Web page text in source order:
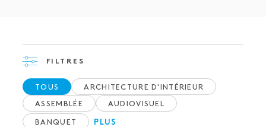
FILTRES
TOUS ARCHITECTURE D'INTÉRIEUR
ASSEMBLÉE AUDIOVISUEL
BANQUET PLUS